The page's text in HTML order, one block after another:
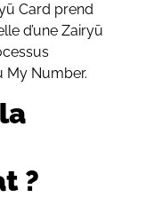
Card prend
d’une Zairyū
My Number.
?